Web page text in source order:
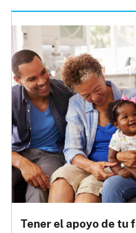
Tener el apoyo de tu